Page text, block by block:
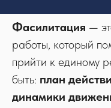
Фасилитация —
работы, который
прийти к единому
быть: план
динамики